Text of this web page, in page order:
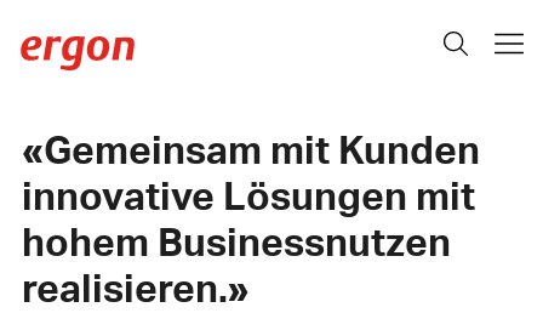
Gemeinsam mit Kunden
innovative Lösungen mit
hohem Businessnutzen
realisieren.